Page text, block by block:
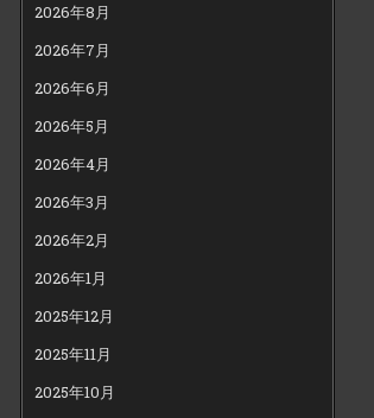
2026年8月
2026年7月
2026年6月
2026年5月
2026年4月
2026年3月
2026年2月
2026年1月
2025年12月
2025年11月
2025年10月